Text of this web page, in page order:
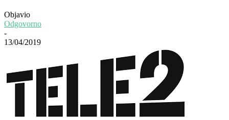
Objavio
Odgovorno
-
13/04/2019